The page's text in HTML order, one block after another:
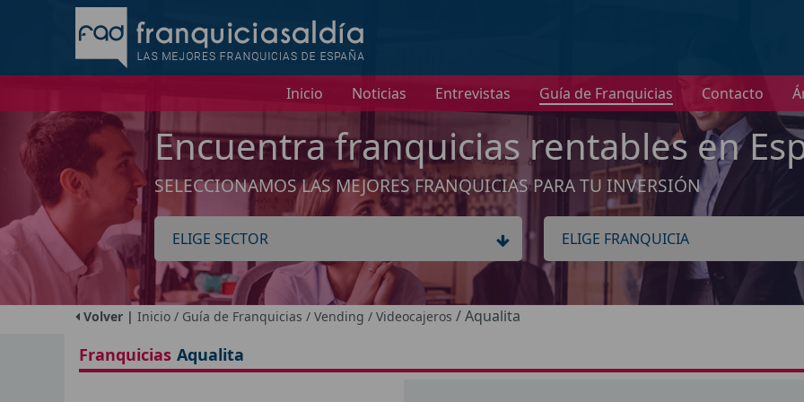
Inicio Noticias Entrevistas Guía de Franquicias Contacto
Encuentra franquicias rentables en
SELECCIONAMOS LAS MEJORES FRANQUICIAS PARA TU INVERSIÓN
Volver | Inicio / Guía de Franquicias / Vending / Videocajeros / Aqualita
Franquicias Aqualita
No tenemos información de la expansión de esta franquicia
Ver franquicias de Vending / Videocajeros